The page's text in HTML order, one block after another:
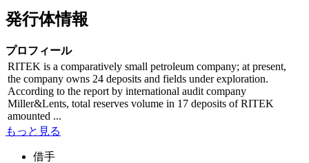
発行体情報
プロフィール
RITEK is a comparatively small petroleum company; at present,
the company owns 24 deposits and fields under exploration.
According to the report by international audit company
Miller&Lents, total reserves volume in 17 deposits of RITEK
amounted ...
もっと見る
借手